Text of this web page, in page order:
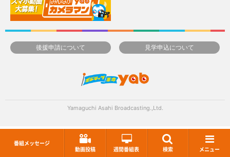
番組メッセージ
動画投稿
週間番組表 検索 メニュー
後援申請について 見学申込について
Yamaguchi Asahi Broadcasting.,Ltd.